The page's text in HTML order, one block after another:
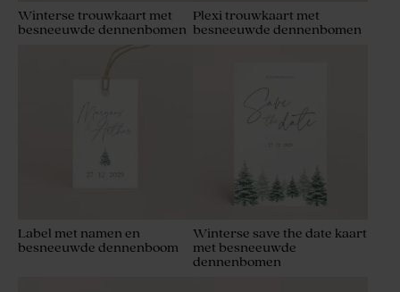
Winterse trouwkaart met
besneeuwde dennenbomen
Plexi trouwkaart met
besneeuwde dennenbomen
Label met namen en
besneeuwde dennenboom
Winterse save the date kaart
met besneeuwde
dennenbomen